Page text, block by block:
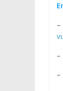
–
–
–